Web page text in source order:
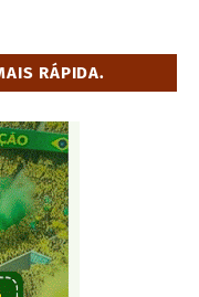
RÁPIDA.